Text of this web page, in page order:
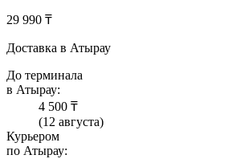
29 990 ₸
Доставка в Атырау
До терминала
в Атырау:
4 500 ₸
(12 августа)
Курьером
по Атырау: